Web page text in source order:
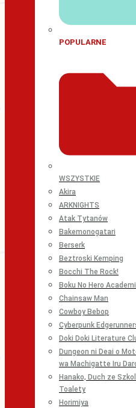
POPULARNE
WSZYSTKIE
Akira
ARKNIGHTS
Atak Tytanów
Bakemonogatari
Berserk
Beztroski Kemping
Bocchi The Rock!
Boku No Hero
Chainsaw Man
Cowboy Bebop
Cyberpunk
Doki Doki Literature
Dungeon ni Deai o
wa Machigatte Iru
Hanako, Duch ze
Toalety
Horimiya